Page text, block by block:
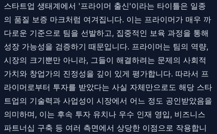
스타트업 생태계에서 '프라이머 출신'이라는 타이틀은 일종
의 품질 보증 마크처럼 여겨집니다. 이는 프라이머가 매우 까
다로운 기준으로 팀을 선발하고, 집중적인 보육 과정을 통해
성장 가능성을 검증하기 때문입니다. 프라이머는 팀의 역량,
시장의 크기뿐만 아니라, 그들이 해결하려는 문제의 사회적
가치와 창업가의 진정성을 깊이 있게 평가합니다. 따라서 프
라이머로부터 투자를 받았다는 사실 자체만으로도 해당 스타
트업의 기술력과 사업성이 시장에서 어느 정도 공인받았음을
의미하며, 이는 후속 투자 유치나 우수 인재 영입, 비즈니스
파트너십 구축 등 여러 측면에서 상당한 이점으로 작용합니